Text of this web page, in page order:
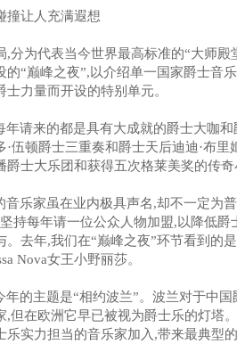
撞让人充满遐想
,分为代表当今世界最高标准的“大师殿
的“巅峰之夜”,以介绍单一国家爵士音
士力量而开设的特别单元。
年请来的都是具有大成就的爵士大咖
·伍顿爵士三重奏和爵士天后迪迪·布里
爵士大乐团和获得五次格莱美奖的传奇
音乐家虽在业内极具声名,却不一定为
持每年请一位公众人物加盟,以降低爵
。去年,我们在“巅峰之夜”环节看到的
Nova女王小野丽莎。
年的主题是“相约波兰”。波兰对于中
,但在欧洲它早已被视为爵士乐的灯塔
乐实力担当的音乐家加入,带来最典型